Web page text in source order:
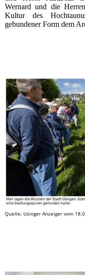
Wernard und die
Kultur des
gebundener Form dem
Quelle: Usinger Anzeiger vom